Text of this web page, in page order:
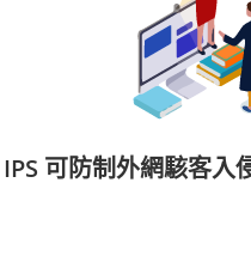
IPS 可防制外網駭客入